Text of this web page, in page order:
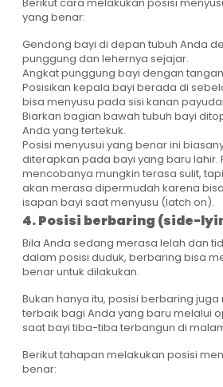
yang benar:
Gendong bayi di depan tubuh Anda
punggung dan lehernya sejajar.
Angkat punggung bayi dengan
Posisikan kepala bayi berada di
bisa menyusu pada sisi kanan
Biarkan bagian bawah tubuh bayi
Anda yang tertekuk.
Posisi menyusui yang benar ini
diterapkan pada bayi yang baru
mencobanya mungkin terasa sulit,
akan merasa dipermudah karena
isapan bayi saat menyusu (latch on).
4. Posisi berbaring (side-
Bila Anda sedang merasa lelah dan
dalam posisi duduk, berbaring bisa
benar untuk dilakukan.
Bukan hanya itu, posisi berbaring
terbaik bagi Anda yang baru melalui
saat bayi tiba-tiba terbangun di
Berikut tahapan melakukan posisi
benar: